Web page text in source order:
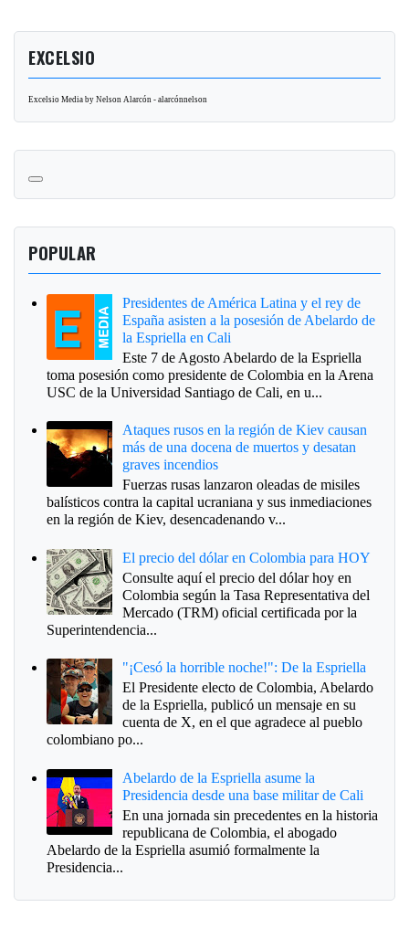
EXCELSIO
Excelsio Media by Nelson Alarcón - alarcónnelson
POPULAR
Presidentes de América Latina y el rey de
España asisten a la posesión de Abelardo de
la Espriella en Cali
Este 7 de Agosto Abelardo de la Espriella
toma posesión como presidente de Colombia en la Arena
USC de la Universidad Santiago de Cali, en u...
Ataques rusos en la región de Kiev causan
más de una docena de muertos y desatan
graves incendios
Fuerzas rusas lanzaron oleadas de misiles
balísticos contra la capital ucraniana y sus inmediaciones
en la región de Kiev, desencadenando v...
El precio del dólar en Colombia para HOY
Consulte aquí el precio del dólar hoy en
Colombia según la Tasa Representativa del
Mercado (TRM) oficial certificada por la
Superintendencia...
"¡Cesó la horrible noche!": De la Espriella
El Presidente electo de Colombia, Abelardo
de la Espriella, publicó un mensaje en su
cuenta de X, en el que agradece al pueblo
colombiano po...
Abelardo de la Espriella asume la
Presidencia desde una base militar de Cali
En una jornada sin precedentes en la historia
republicana de Colombia, el abogado
Abelardo de la Espriella asumió formalmente la
Presidencia...